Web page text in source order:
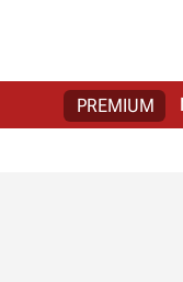
PREMIUM